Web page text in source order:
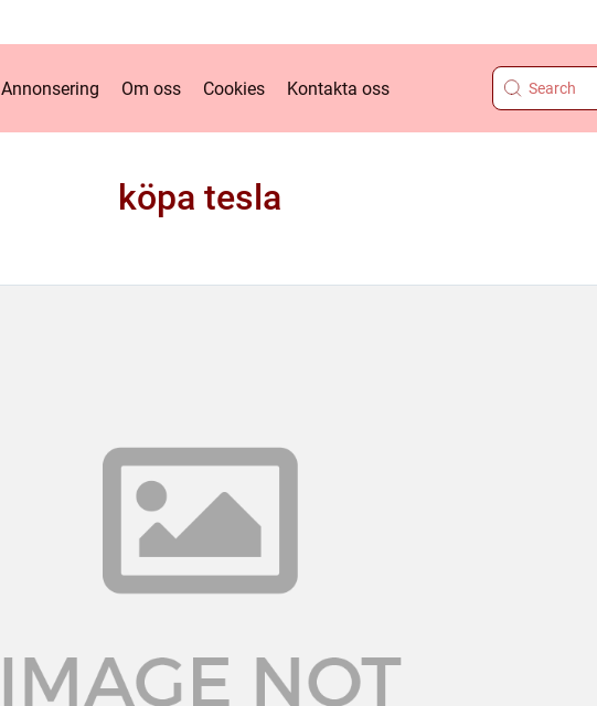
Annonsering Om oss Cookies Kontakta oss
köpa tesla